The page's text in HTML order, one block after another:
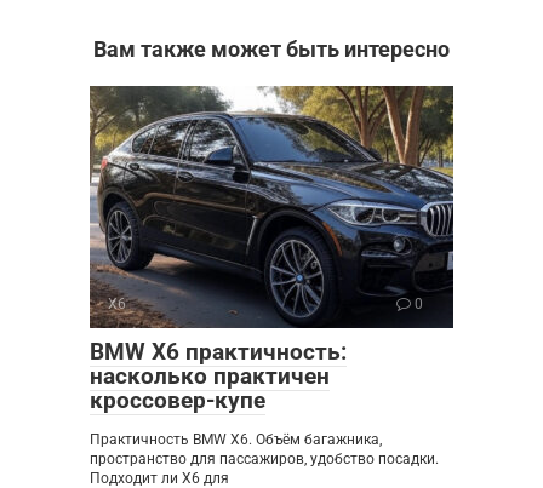
Вам также может быть интересно
X6 0
BMW X6 практичность:
насколько практичен
кроссовер-купе
Практичность BMW X6. Объём багажника,
пространство для пассажиров, удобство посадки.
Подходит ли X6 для